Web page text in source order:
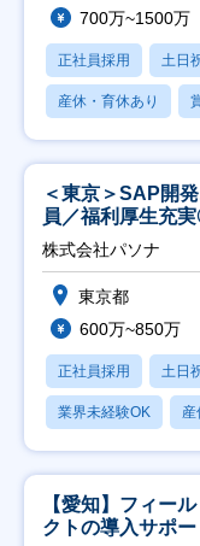
700万~1500万
正社員採用 土日
産休・育休あり
＜東京＞SAP開
員／福利厚生充実
株式会社パソナ
東京都
600万~850万
正社員採用 土日
業界未経験OK 産
【愛知】フィー
クトの導入サポ